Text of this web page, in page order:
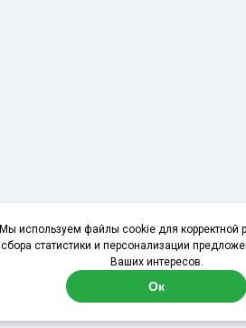
Мы используем файлы cookie для корректной
сбора статистики и персонализации
Ваших интересов.
Ок